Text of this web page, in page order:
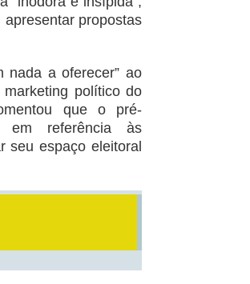
apresentar propostas
nada a oferecer” ao
político do
que o pré-
em referência às
seu espaço eleitoral